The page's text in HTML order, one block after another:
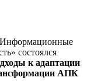
состоялся
к адаптации
АПК